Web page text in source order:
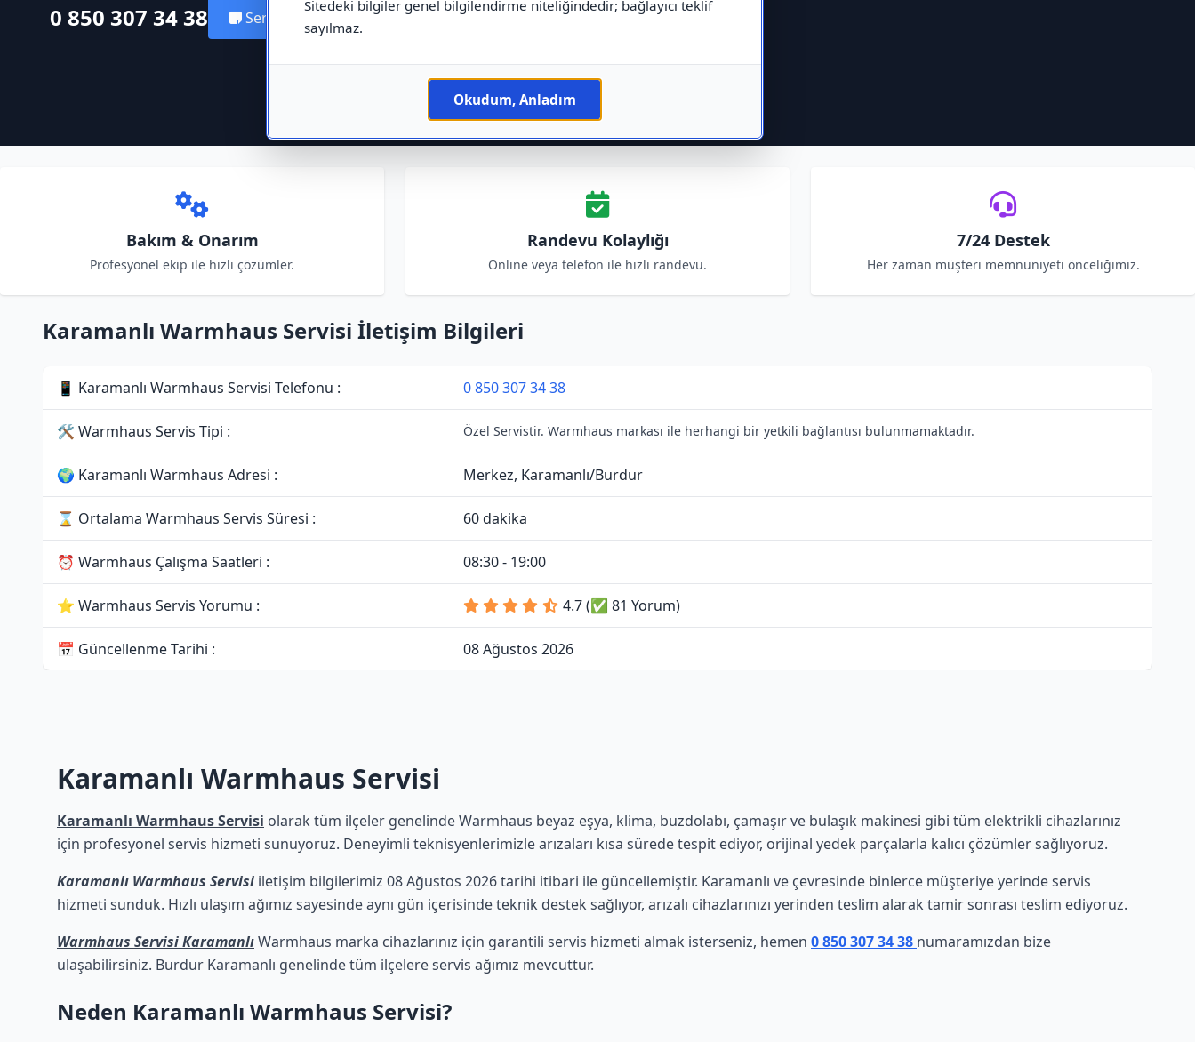
Sitedeki bilgiler genel bilgilendirme niteliğindedir; bağlayıcı teklif
sayılmaz.
Okudum, Anladım
0 850 307 34 38 Servis Kaydı Oluştur
Bakım & Onarım
Profesyonel ekip ile hızlı çözümler.
Randevu Kolaylığı
Online veya telefon ile hızlı randevu.
7/24 Destek
Her zaman müşteri memnuniyeti önceliğimiz.
Karamanlı Warmhaus Servisi İletişim Bilgileri
📱 Karamanlı Warmhaus Servisi Telefonu : 0 850 307 34 38
🛠 Warmhaus Servis Tipi : Özel Servistir. Warmhaus markası ile herhangi bir yetkili bağlantısı bulunmamaktadır.
🌍 Karamanlı Warmhaus Adresi : Merkez, Karamanlı/Burdur
⌛ Ortalama Warmhaus Servis Süresi : 60 dakika
⏰ Warmhaus Çalışma Saatleri : 08:30 - 19:00
⭐ Warmhaus Servis Yorumu : 4.7 (✅ 81 Yorum)
📅 Güncellenme Tarihi : 08 Ağustos 2026
Karamanlı Warmhaus Servisi
Karamanlı Warmhaus Servisi olarak tüm ilçeler genelinde Warmhaus beyaz eşya, klima, buzdolabı, çamaşır ve bulaşık makinesi gibi tüm elektrikli cihazlarınız
için profesyonel servis hizmeti sunuyoruz. Deneyimli teknisyenlerimizle arızaları kısa sürede tespit ediyor, orijinal yedek parçalarla kalıcı çözümler sağlıyoruz.
Karamanlı Warmhaus Servisi iletişim bilgilerimiz 08 Ağustos 2026 tarihi itibari ile güncellemiştir. Karamanlı ve çevresinde binlerce müşteriye yerinde servis
hizmeti sunduk. Hızlı ulaşım ağımız sayesinde aynı gün içerisinde teknik destek sağlıyor, arızalı cihazlarınızı yerinden teslim alarak tamir sonrası teslim ediyoruz.
Warmhaus Servisi KaramanlıWarmhaus marka cihazlarınız için garantili servis hizmeti almak isterseniz, hemen 0 850 307 34 38 numaramızdan bize
ulaşabilirsiniz. Burdur Karamanlı genelinde tüm ilçelere servis ağımız mevcuttur.
Neden Karamanlı Warmhaus Servisi?